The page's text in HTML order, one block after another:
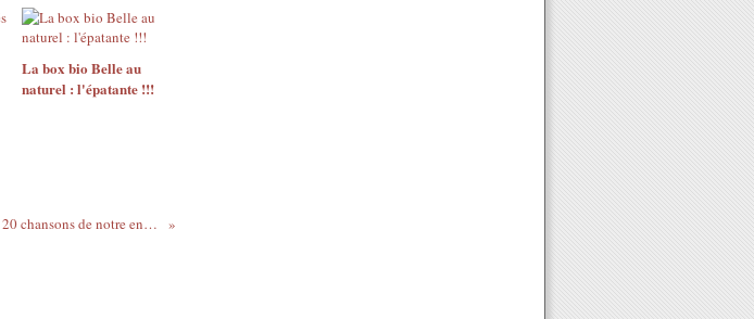
La box bio Belle au
naturel : l'épatante !!!
Farandole de comptines au piano, 20 chansons de notre enfance - France Musique